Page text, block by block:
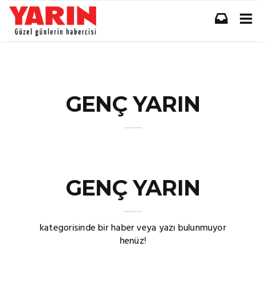
GENÇ YARIN
GENÇ YARIN
kategorisinde bir haber veya yazı bulunmuyor
henüz!